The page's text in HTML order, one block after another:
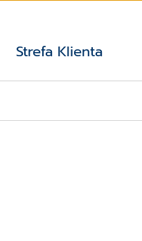
Strefa Klienta